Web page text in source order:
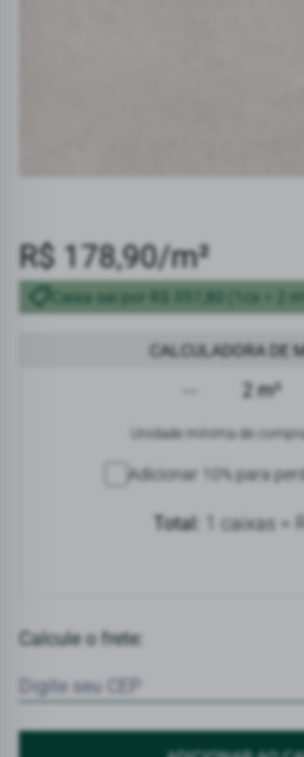
R$ 178,90/m²
Caixa sai por R$ 357,80 (1cx = 2
CALCULADORA DE
Área
Unidade mínima de
Considerar perda de
Adicionar 10% para
Total: 1 caixas =
Calcule o frete: